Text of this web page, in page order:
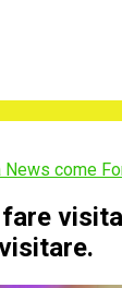
News come